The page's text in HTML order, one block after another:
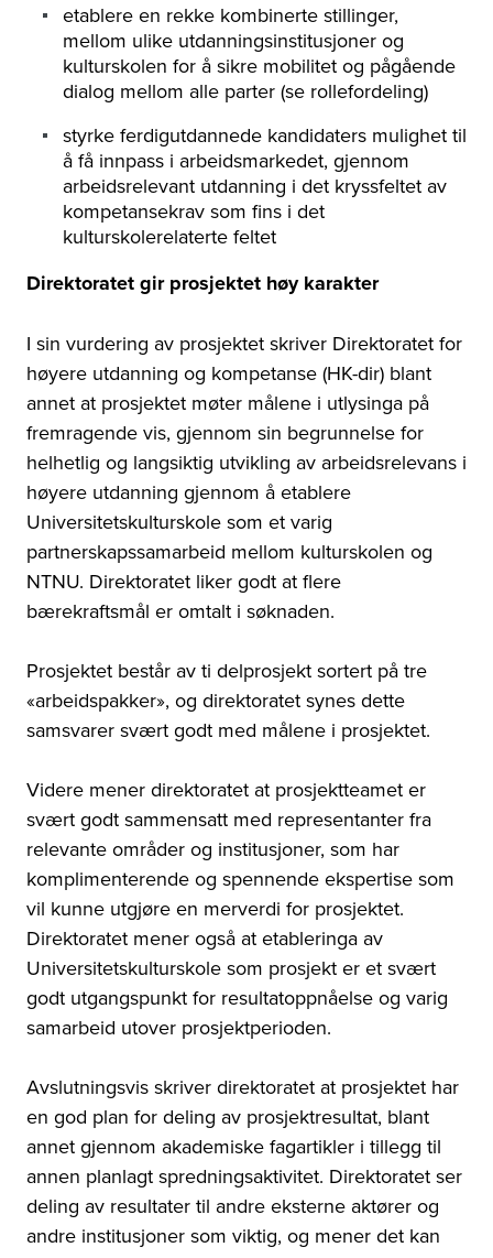
etablere en rekke kombinerte stillinger,
mellom ulike utdanningsinstitusjoner og
kulturskolen for å sikre mobilitet og pågående
dialog mellom alle parter (se rollefordeling)
styrke ferdigutdannede kandidaters mulighet til
å få innpass i arbeidsmarkedet, gjennom
arbeidsrelevant utdanning i det kryssfeltet av
kompetansekrav som fins i det
kulturskolerelaterte feltet
Direktoratet gir prosjektet høy karakter
I sin vurdering av prosjektet skriver Direktoratet for
høyere utdanning og kompetanse (HK-dir) blant
annet at prosjektet møter målene i utlysinga på
fremragende vis, gjennom sin begrunnelse for
helhetlig og langsiktig utvikling av arbeidsrelevans i
høyere utdanning gjennom å etablere
Universitetskulturskole som et varig
partnerskapssamarbeid mellom kulturskolen og
NTNU. Direktoratet liker godt at flere
bærekraftsmål er omtalt i søknaden.
Prosjektet består av ti delprosjekt sortert på tre
«arbeidspakker», og direktoratet synes dette
samsvarer svært godt med målene i prosjektet.
Videre mener direktoratet at prosjektteamet er
svært godt sammensatt med representanter fra
relevante områder og institusjoner, som har
komplimenterende og spennende ekspertise som
vil kunne utgjøre en merverdi for prosjektet.
Direktoratet mener også at etableringa av
Universitetskulturskole som prosjekt er et svært
godt utgangspunkt for resultatoppnåelse og varig
samarbeid utover prosjektperioden.
Avslutningsvis skriver direktoratet at prosjektet har
en god plan for deling av prosjektresultat, blant
annet gjennom akademiske fagartikler i tillegg til
annen planlagt spredningsaktivitet. Direktoratet ser
deling av resultater til andre eksterne aktører og
andre institusjoner som viktig, og mener det kan